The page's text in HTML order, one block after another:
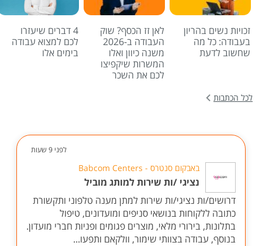
זכויות נשים בהריון
בעבודה: כל מה
שחשוב לדעת
לאן זז הכסף? שוק
העבודה ב-2026
משנה כיוון ואלו
המשרות שיקפיצו
לכם את השכר
4 דברים שיעזרו
לכם למצוא עבודה
בימים אלו
לכל הכתבות
לפני 9 שעות
באבקום סנטרס - Babcom Centers
נציגי /ות שירות למותג מוביל
דרושים/ות נציגי/ות שירות למתן מענה טלפוני ותקשורת
כתובה ללקוחות בנושאי סניפים ומועדונים, טיפול
בתלונות, בירורי מלאי, מוצרים פגומים ופניות חברי מועדון.
בנוסף, עבודה בצוותי שימור, וולקאם ותפעו...